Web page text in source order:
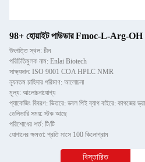
98+ হোয়াইট পাউডার Fmoc-L-Arg-
উৎপত্তি স্থল: চীন
পরিচিতিমুলক নাম: Enlai Biotech
সাক্ষ্যদান: ISO 9001 COA HPLC NMR
ন্যূনতম চাহিদার পরিমাণ: আলোচনা
মূল্য: আলোচনাযোগ্য
প্যাকেজিং বিবরণ: ভিতরে: ডবল পিই ব্যাগ বাইরে: কাগজের
ডেলিভারি সময়: স্টক আছে
পরিশোধের শর্ত: টি/টি
যোগানের ক্ষমতা: প্রতি মাসে 100 কিলোগ্রাম
বিস্তারিত